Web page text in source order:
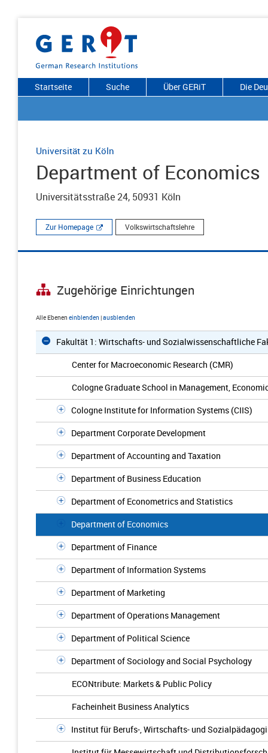
Startseite Suche Über GERiT Die
Universität zu Köln
Department of Economics
Universitätsstraße 24, 50931 Köln
Zur Homepage Volkswirtschaftslehre
Zugehörige Einrichtungen
Alle Ebenen einblenden |ausblenden
Fakultät 1: Wirtschafts- und Sozialwissenschaftliche
Center for Macroeconomic Research (CMR)
Cologne Graduate School in Management,
Cologne Institute for Information Systems (CIIS)
Department Corporate Development
Department of Accounting and Taxation
Department of Business Education
Department of Econometrics and Statistics
Department of Economics
Department of Finance
Department of Information Systems
Department of Marketing
Department of Operations Management
Department of Political Science
Department of Sociology and Social Psychology
ECONtribute: Markets & Public Policy
Facheinheit Business Analytics
Institut für Berufs-, Wirtschafts- und